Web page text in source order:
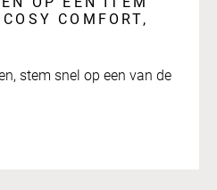
COMFORT,
stem snel op een van de